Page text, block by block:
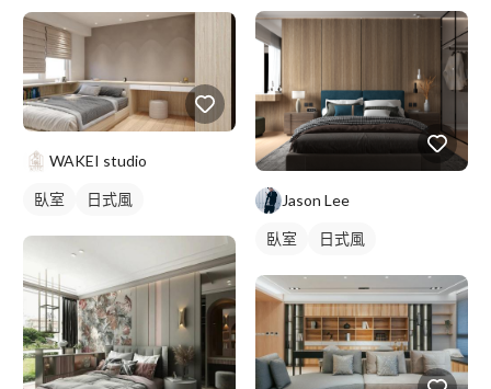
WAKEI studio
臥室 日式風 Jason Lee
臥室 日式風